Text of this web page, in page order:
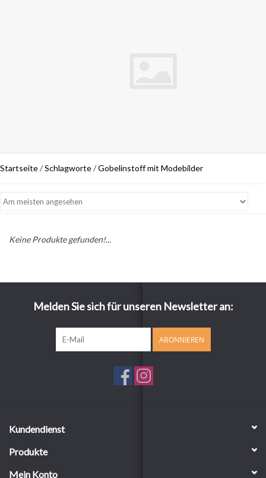
Startseite/Schlagworte/Gobelinstoff mit Modebilder
Keine Produkte gefunden!...
Melden Sie sich für unseren Newsletter an:
ABONNIEREN
Kundendienst
Produkte
Mein Konto